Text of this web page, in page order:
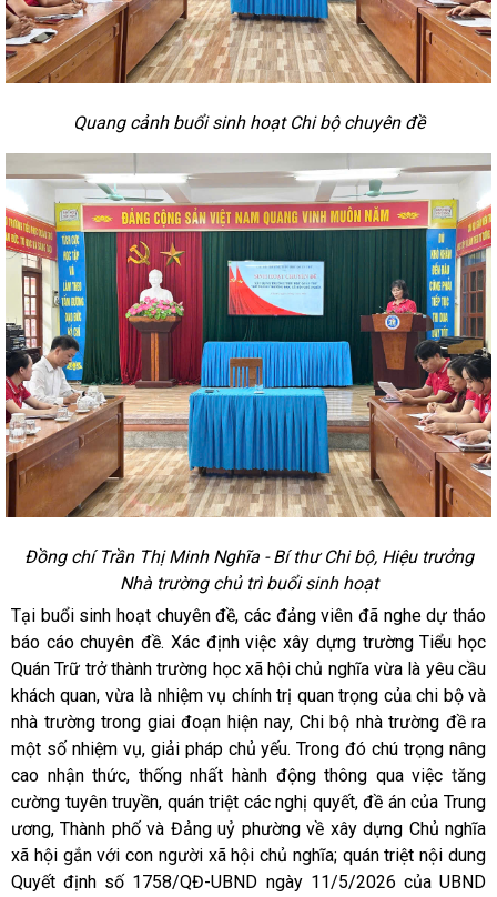
Quang cảnh buổi sinh hoạt Chi bộ chuyên đề
Đồng chí Trần Thị Minh Nghĩa - Bí thư Chi bộ, Hiệu trưởng
Nhà trường chủ trì buổi sinh hoạt
Tại buổi sinh hoạt chuyên đề, các đảng viên đã nghe dự tháo
báo cáo chuyên đề. Xác định việc xây dựng trường Tiểu học
Quán Trữ trở thành trường học xã hội chủ nghĩa vừa là yêu cầu
khách quan, vừa là nhiệm vụ chính trị quan trọng của chi bộ và
nhà trường trong giai đoạn hiện nay, Chi bộ nhà trường đề ra
một số nhiệm vụ, giải pháp chủ yếu. Trong đó chú trọng nâng
cao nhận thức, thống nhất hành động thông qua việc tăng
cường tuyên truyền, quán triệt các nghị quyết, đề án của Trung
ương, Thành phố và Đảng uỷ phường về xây dựng Chủ nghĩa
xã hội gắn với con người xã hội chủ nghĩa; quán triệt nội dung
Quyết định số 1758/QĐ-UBND ngày 11/5/2026 của UBND